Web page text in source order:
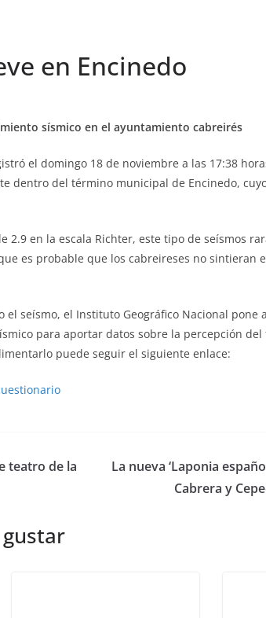
en Encinedo
sísmico en el ayuntamiento cabreirés
el domingo 18 de noviembre a las 17:38
dentro del término municipal de Encinedo,
2.9 en la escala Richter, este tipo de seísmos
es probable que los cabreireses no sintieran
el seísmo, el Instituto Geográfico Nacional pone
para aportar datos sobre la percepción
puede seguir el siguiente enlace:
teatro de la
La nueva ‘Laponia
Cabrera y